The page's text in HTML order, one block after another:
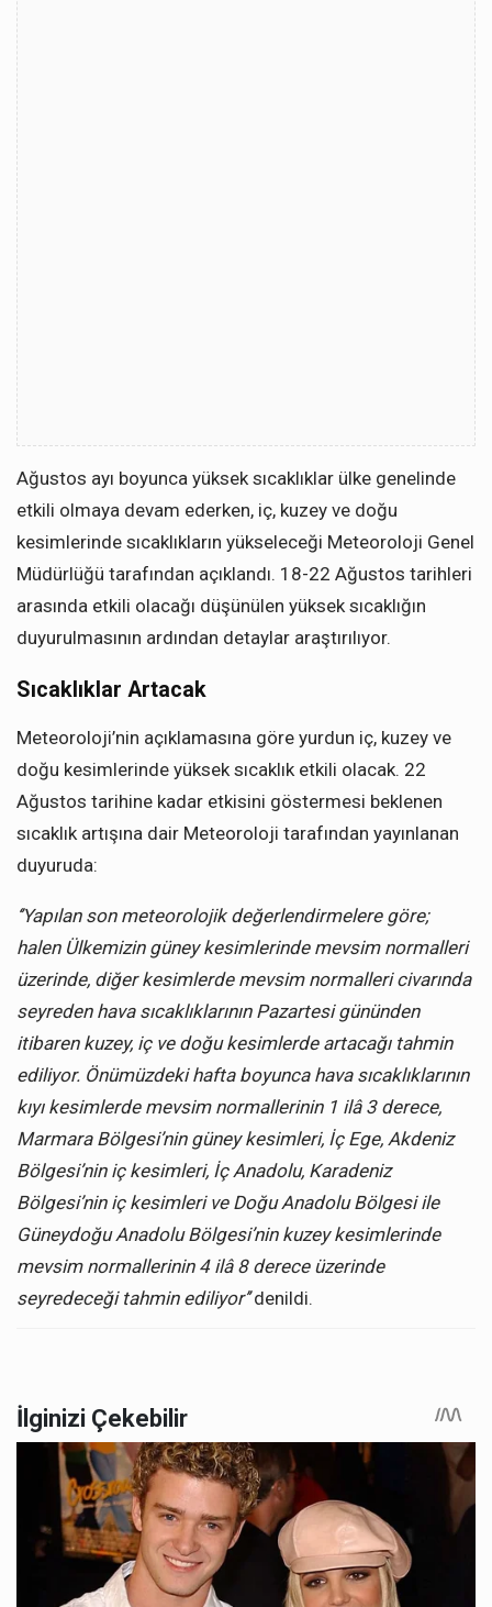
Ağustos ayı boyunca yüksek sıcaklıklar ülke genelinde
etkili olmaya devam ederken, iç, kuzey ve doğu
kesimlerinde sıcaklıkların yükseleceği Meteoroloji Genel
Müdürlüğü tarafından açıklandı. 18-22 Ağustos tarihleri
arasında etkili olacağı düşünülen yüksek sıcaklığın
duyurulmasının ardından detaylar araştırılıyor.
Sıcaklıklar Artacak
Meteoroloji’nin açıklamasına göre yurdun iç, kuzey ve
doğu kesimlerinde yüksek sıcaklık etkili olacak. 22
Ağustos tarihine kadar etkisini göstermesi beklenen
sıcaklık artışına dair Meteoroloji tarafından yayınlanan
duyuruda:
‘’Yapılan son meteorolojik değerlendirmelere göre;
halen Ülkemizin güney kesimlerinde mevsim normalleri
üzerinde, diğer kesimlerde mevsim normalleri civarında
seyreden hava sıcaklıklarının Pazartesi gününden
itibaren kuzey, iç ve doğu kesimlerde artacağı tahmin
ediliyor. Önümüzdeki hafta boyunca hava sıcaklıklarının
kıyı kesimlerde mevsim normallerinin 1 ilâ 3 derece,
Marmara Bölgesi’nin güney kesimleri, İç Ege, Akdeniz
Bölgesi’nin iç kesimleri, İç Anadolu, Karadeniz
Bölgesi’nin iç kesimleri ve Doğu Anadolu Bölgesi ile
Güneydoğu Anadolu Bölgesi’nin kuzey kesimlerinde
mevsim normallerinin 4 ilâ 8 derece üzerinde
seyredeceği tahmin ediliyor’’denildi.